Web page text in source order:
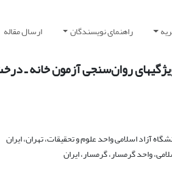
راهنمای نویسندگان ارسال مقاله
‏روان‌سنجی آزمون خانه ـ
اسلامی واحد علوم و تحقیقات، تهران، ایران
واحد گرمسار، گرمسار، ایران